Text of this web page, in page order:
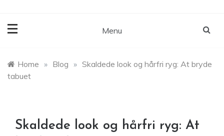
Menu
Home » Blog » Skaldede look og hårfri ryg: At bryde
tabuet
Skaldede look og hårfri ryg: At